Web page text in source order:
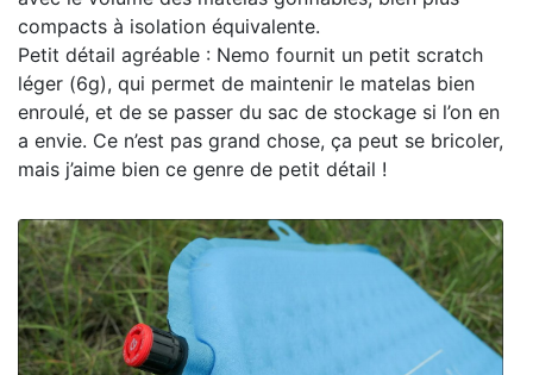
compacts à isolation équivalente.
Petit détail agréable : Nemo fournit un petit scratch
léger (6g), qui permet de maintenir le matelas bien
enroulé, et de se passer du sac de stockage si l’on en
a envie. Ce n’est pas grand chose, ça peut se bricoler,
mais j’aime bien ce genre de petit détail !